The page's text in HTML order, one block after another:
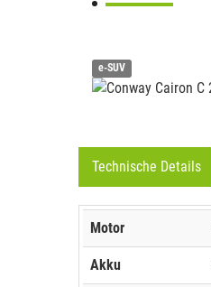
e-SUV
Technische Details
Motor
Akku